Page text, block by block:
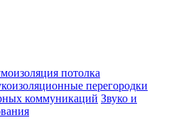
потолка
перегородки
коммуникаций Звуко и